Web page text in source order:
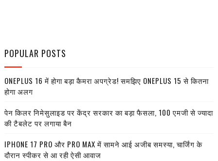
POPULAR POSTS
ONEPLUS 16 में होगा बड़ा कैमरा अपग्रेड! समझिए ONEPLUS 15 से कितना
होगा अलग
पेन किलर निमेसुलाइड पर केंद्र सरकार का बड़ा फैसला, 100 एमजी से ज्यादा
की टैबलेट पर लगाया बैन
IPHONE 17 PRO और PRO MAX में सामने आई अजीब समस्या, चार्जिंग के
दौरान स्पीकर से आ रही ऐसी आवाज